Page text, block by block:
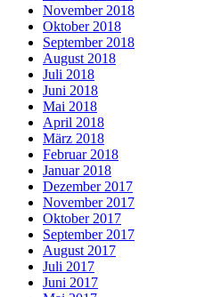
November 2018
Oktober 2018
September 2018
August 2018
Juli 2018
Juni 2018
Mai 2018
April 2018
März 2018
Februar 2018
Januar 2018
Dezember 2017
November 2017
Oktober 2017
September 2017
August 2017
Juli 2017
Juni 2017